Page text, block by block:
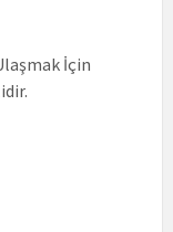
İçin